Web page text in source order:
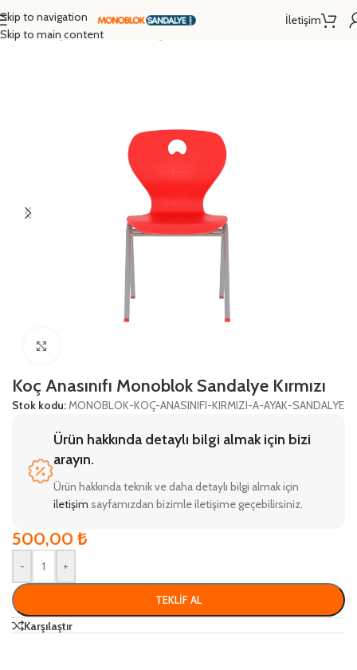
Skip to navigation
Skip to main content
İletişim
Ana Sayfa/Eğitim Donanımları
Koç Anasınıfı Monoblok Sandalye Kırmızı
Stok kodu:MONOBLOK-KOÇ-ANASINIFI-KIRMIZI-A-AYAK-SANDALYE
Ürün hakkında detaylı bilgi almak için bizi
arayın.
Ürün hakkında teknik ve daha detaylı bilgi almak için
iletişim sayfamızdan bizimle iletişime geçebilirsiniz.
500,00 ₺
- +
TEKLIF AL
Karşılaştır